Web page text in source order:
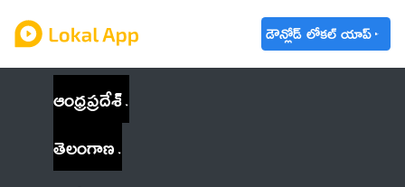
డౌన్లోడ్ లోకల్ యాప్
ఆంధ్రప్రదేశ్
తెలంగాణ